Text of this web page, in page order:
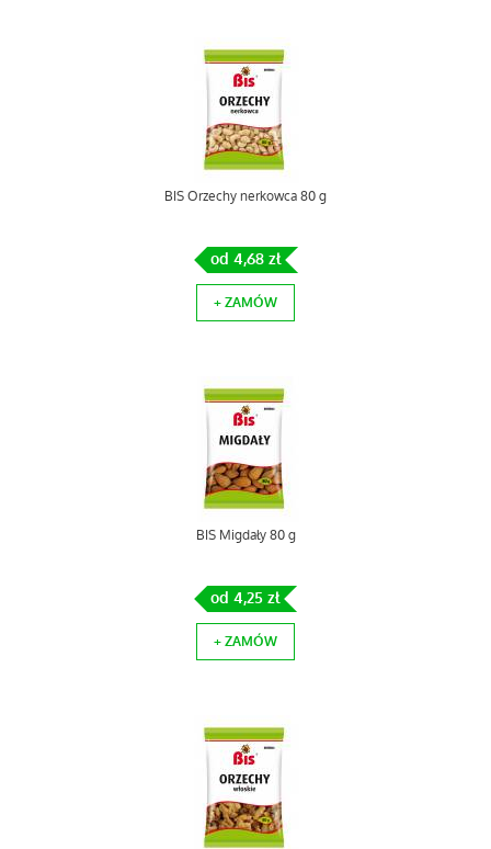
BIS Orzechy nerkowca 80 g
od 4,68 zł
+ ZAMÓW
BIS Migdały 80 g
od 4,25 zł
+ ZAMÓW